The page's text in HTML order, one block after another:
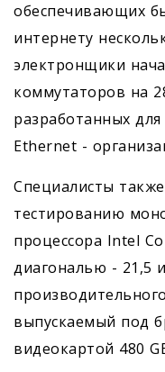
обеспечивающих
интернету
электронщики
коммутаторов на
разработанных для
Ethernet -
Специалисты
тестированию
процессора Intel
диагональю - 21,5
выпускаемый под
видеокартой 480